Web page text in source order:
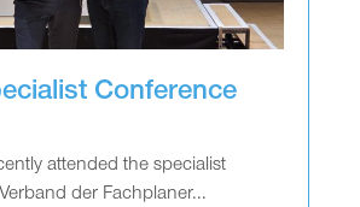
Conference
attended the specialist
der Fachplaner...